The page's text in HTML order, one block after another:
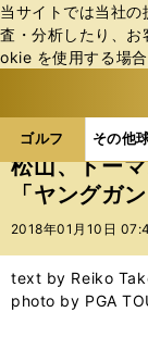
当サイトでは当社
査・分析したり、
okie を使⽤する場
ゴルフ その他
ス
ポ
ル
バ
ゴルフの記
松山、トー
「ヤングガ
2018年01月10日
text by Reiko
photo by PGA